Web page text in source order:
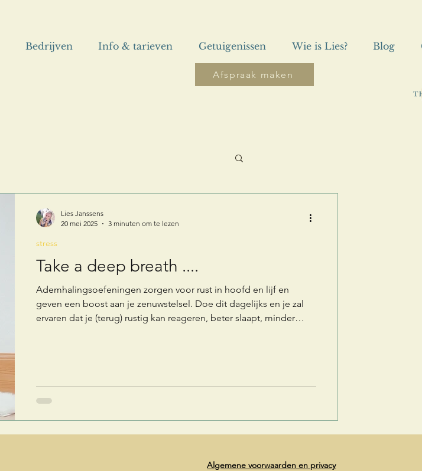
Bedrijven Info & tarieven Getuigenissen Wie is Lies? Blog
Afspraak maken
Take a deep breath ....
Ademhalingsoefeningen zorgen voor rust in hoofd en lijf en
geven een boost aan je zenuwstelsel. Doe dit dagelijks en je zal
ervaren dat je (terug) rustig kan reageren, beter slaapt, minder
stress
Lies Janssens
20 mei 2025
3 minuten om te lezen
Algemene voorwaarden en privacy